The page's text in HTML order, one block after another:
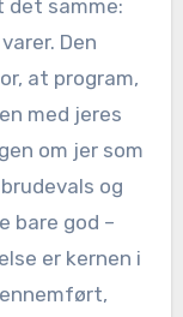
det samme:
Den
at program,
med jeres
om jer som
og
bare god –
er kernen i